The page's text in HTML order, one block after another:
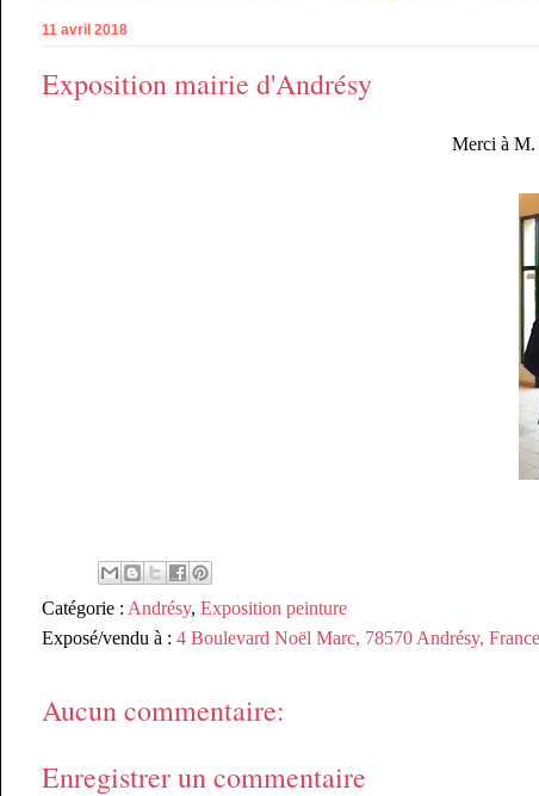
11 avril 2018
Exposition mairie d'Andrésy
Merci à M.
Catégorie : Andrésy, Exposition peinture
Exposé/vendu à : 4 Boulevard Noël Marc, 78570 Andrésy, France
Aucun commentaire:
Enregistrer un commentaire